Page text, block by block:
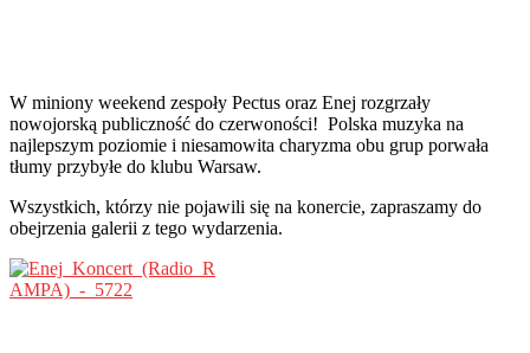
W miniony weekend zespoły Pectus oraz Enej rozgrzały
nowojorską publiczność do czerwoności! Polska muzyka na
najlepszym poziomie i niesamowita charyzma obu grup porwała
tłumy przybyłe do klubu Warsaw.
Wszystkich, którzy nie pojawili się na konercie, zapraszamy do
obejrzenia galerii z tego wydarzenia.